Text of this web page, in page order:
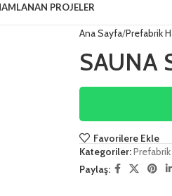
PROJELER
Ana Sayfa Prefabrik
SAUNA
Favorilere Ekle
Kategoriler:
Paylaş: